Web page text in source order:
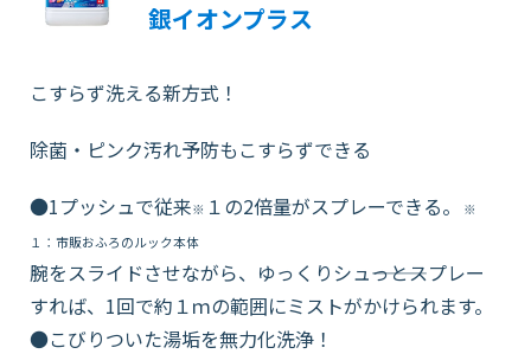
銀イオンプラス
こすらず洗える新方式！
除菌・ピンク汚れ予防もこすらずできる
●1プッシュで従来※ １の2倍量がスプレーできる。
※
１：市販おふろのルック本体
腕をスライドさせながら、ゆっくりシュ―――っとスプレー
すれば、1回で約１ｍの範囲にミストがかけられます。
●こびりついた湯垢を無力化洗浄！